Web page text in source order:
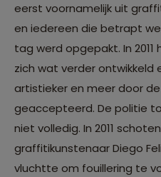
eerst voornamelijk uit
en iedereen die betrapt
tag werd opgepakt. In
zich wat verder ontwikkeld
artistieker en meer door
geaccepteerd. De politie
niet volledig. In 2011
graffitikunstenaar Diego
vluchtte om fouillering te